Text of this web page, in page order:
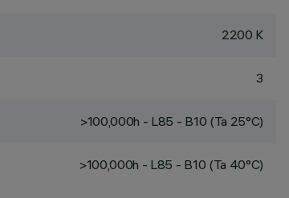
2200 K
3
>100,000h - L85 - B10 (Ta 25°C)
>100,000h - L85 - B10 (Ta 40°C)